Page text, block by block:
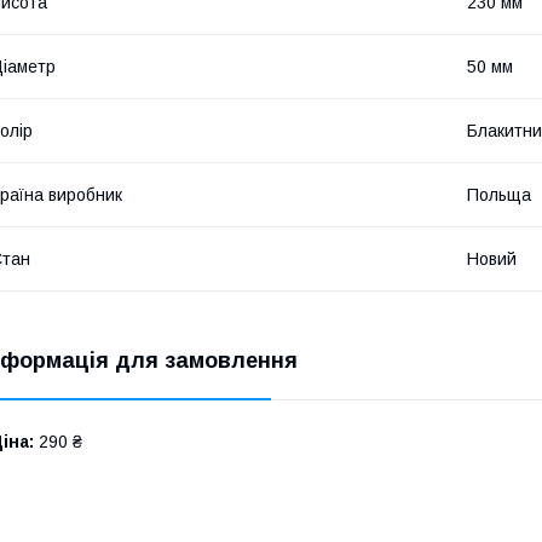
50 мм
виробник Польща
Новий
для замовлення
290 ₴